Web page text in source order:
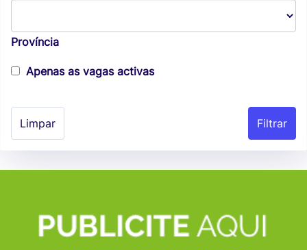
Província
Apenas as vagas activas
Limpar